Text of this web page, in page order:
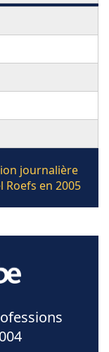
journalière
Roefs en 2005